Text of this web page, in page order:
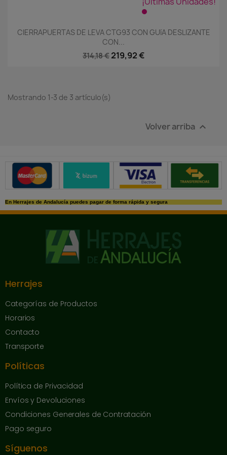
CIERRAPUERTAS DE LEVA CTG93 CON GUíA DESLIZANTE
CON...
314,18 € 219,92 €
Mostrando 1-3 de 3 artículo(s)
Volver arriba 
Métodos de pago seguros
En Herrajes de Andalucía puedes pagar de forma rápida y segura
Herrajes
Categorías de Productos
Horarios
Contacto
Transporte
Políticas
Política de Privacidad
Envíos y Devoluciones
Condiciones Generales de Contratación
Pago seguro
Síguenos